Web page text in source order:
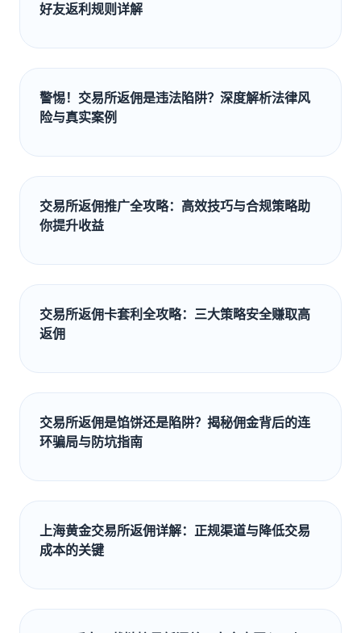
好友返利规则详解
警惕！交易所返佣是违法陷阱？深度解析法律风
险与真实案例
交易所返佣推广全攻略：高效技巧与合规策略助
你提升收益
交易所返佣卡套利全攻略：三大策略安全赚取高
返佣
交易所返佣是馅饼还是陷阱？揭秘佣金背后的连
环骗局与防坑指南
上海黄金交易所返佣详解：正规渠道与降低交易
成本的关键